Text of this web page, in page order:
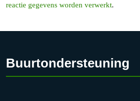
reactie gegevens worden verwerkt.
Buurtondersteuning